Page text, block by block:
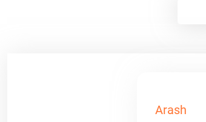
Arash